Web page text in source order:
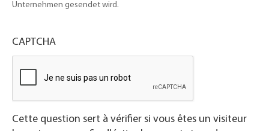
Unternehmen gesendet wird.
CAPTCHA
Cette question sert à vérifier si vous êtes un visiteur